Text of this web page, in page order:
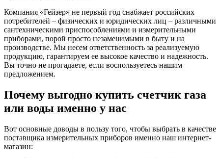
Компания «Гейзер» не первый год снабжает российских
потребителей – физических и юридических лиц – различными
сантехническими приспособлениями и измерительными
приборами, порой просто незаменимыми в быту и на
производстве. Мы несем ответственность за реализуемую
продукцию, гарантируем ее высокое качество и надежность.
Вы точно не прогадаете, если воспользуетесь нашим
предложением.
Почему выгодно купить счетчик газа
или воды именно у нас
Вот основные доводы в пользу того, чтобы выбрать в качестве
поставщика измерительных приборов именно наш интернет-
магазин: